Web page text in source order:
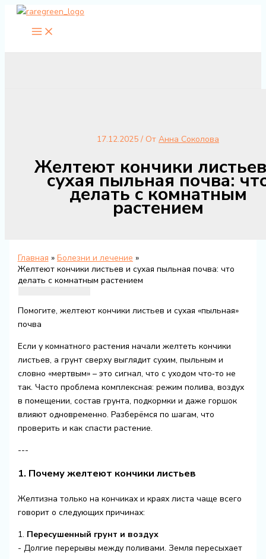
Перейти
содержимому
17.12.2025 / От Анна Соколова
Желтеют кончики
сухая пыльная почва:
делать с комнатным
растением
Главная
Болезни и лечение
Желтеют кончики листьев и сухая пыльная почва: что
делать с комнатным растением
Помогите, желтеют кончики листьев и сухая «пыльная»
почва
Если у комнатного растения начали желтеть кончики
листьев, а грунт сверху выглядит сухим, пыльным и
словно «мертвым» – это сигнал, что с уходом что‑то не
так. Часто проблема комплексная: режим полива, воздух
в помещении, состав грунта, подкормки и даже горшок
влияют одновременно. Разберёмся по шагам, что
проверить и как спасти растение.
---
1. Почему желтеют кончики листьев
Желтизна только на кончиках и краях листа чаще всего
говорит о следующих причинах:
1. Пересушенный грунт и воздух
- Долгие перерывы между поливами. Земля пересыхает